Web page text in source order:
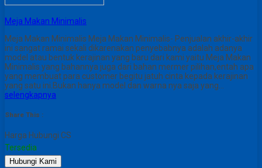
Meja Makan Minimalis
Meja Makan Minimalis Meja Makan Minimalis- Penjualan akhir-akhir
ini sangat ramai sekali dikarenakan penyebabnya adalah adanya
model atau bentuk kerajinan yang baru dari kami yaitu Meja Makan
Minimalis yang bahannya juga dari bahan mermer pilihan,entah apa
yang membuat para customer begitu jatuh cinta kepada kerajinan
yang satu ini.Bukan hanya model dan warna nya saja yang…
selengkapnya
Share This :
Harga Hubungi CS
Tersedia
Hubungi Kami